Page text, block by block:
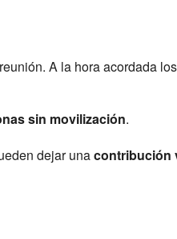
A la hora acordada
sin movilización.
dejar unacontribución